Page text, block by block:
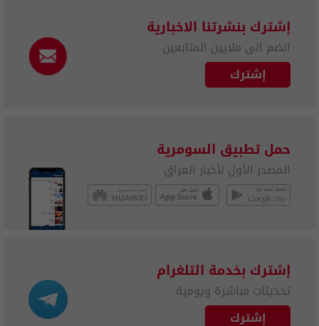
إشترك بنشرتنا الاخبارية
انضم الى ملايين المتابعين
إشترك
حمل تطبيق السومرية
المصدر الأول لأخبار العراق
إشترك بخدمة التلغرام
تحديثات مباشرة ويومية
إشترك